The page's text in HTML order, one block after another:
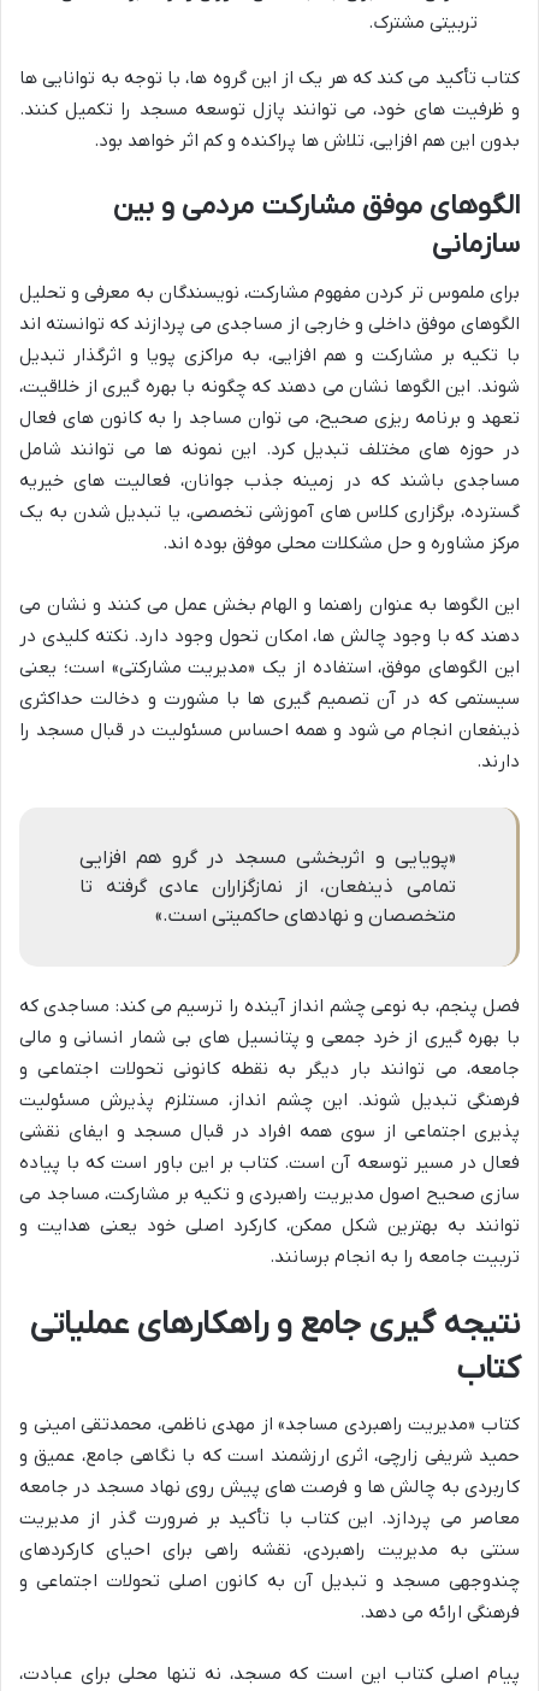
تربیتی مشترک.
کتاب تأکید می کند که هر یک از این گروه ها، با توجه به توانایی ها
و ظرفیت های خود، می توانند پازل توسعه مسجد را تکمیل کنند.
بدون این هم افزایی، تلاش ها پراکنده و کم اثر خواهد بود.
الگوهای موفق مشارکت مردمی و بین
سازمانی
برای ملموس تر کردن مفهوم مشارکت، نویسندگان به معرفی و تحلیل
الگوهای موفق داخلی و خارجی از مساجدی می پردازند که توانسته اند
با تکیه بر مشارکت و هم افزایی، به مراکزی پویا و اثرگذار تبدیل
شوند. این الگوها نشان می دهند که چگونه با بهره گیری از خلاقیت،
تعهد و برنامه ریزی صحیح، می توان مساجد را به کانون های فعال
در حوزه های مختلف تبدیل کرد. این نمونه ها می توانند شامل
مساجدی باشند که در زمینه جذب جوانان، فعالیت های خیریه
گسترده، برگزاری کلاس های آموزشی تخصصی، یا تبدیل شدن به یک
مرکز مشاوره و حل مشکلات محلی موفق بوده اند.
این الگوها به عنوان راهنما و الهام بخش عمل می کنند و نشان می
دهند که با وجود چالش ها، امکان تحول وجود دارد. نکته کلیدی در
این الگوهای موفق، استفاده از یک «مدیریت مشارکتی» است؛ یعنی
سیستمی که در آن تصمیم گیری ها با مشورت و دخالت حداکثری
ذینفعان انجام می شود و همه احساس مسئولیت در قبال مسجد را
دارند.
«پویایی و اثربخشی مسجد در گرو هم افزایی
تمامی ذینفعان، از نمازگزاران عادی گرفته تا
متخصصان و نهادهای حاکمیتی است.»
فصل پنجم، به نوعی چشم انداز آینده را ترسیم می کند: مساجدی که
با بهره گیری از خرد جمعی و پتانسیل های بی شمار انسانی و مالی
جامعه، می توانند بار دیگر به نقطه کانونی تحولات اجتماعی و
فرهنگی تبدیل شوند. این چشم انداز، مستلزم پذیرش مسئولیت
پذیری اجتماعی از سوی همه افراد در قبال مسجد و ایفای نقشی
فعال در مسیر توسعه آن است. کتاب بر این باور است که با پیاده
سازی صحیح اصول مدیریت راهبردی و تکیه بر مشارکت، مساجد می
توانند به بهترین شکل ممکن، کارکرد اصلی خود یعنی هدایت و
تربیت جامعه را به انجام برسانند.
نتیجه گیری جامع و راهکارهای عملیاتی
کتاب
کتاب «مدیریت راهبردی مساجد» از مهدی ناظمی، محمدتقی امینی و
حمید شریفی زارچی، اثری ارزشمند است که با نگاهی جامع، عمیق و
کاربردی به چالش ها و فرصت های پیش روی نهاد مسجد در جامعه
معاصر می پردازد. این کتاب با تأکید بر ضرورت گذر از مدیریت
سنتی به مدیریت راهبردی، نقشه راهی برای احیای کارکردهای
چندوجهی مسجد و تبدیل آن به کانون اصلی تحولات اجتماعی و
فرهنگی ارائه می دهد.
پیام اصلی کتاب این است که مسجد، نه تنها محلی برای عبادت،